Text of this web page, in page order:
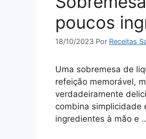
poucos
18/10/2023 Por Receitas
Uma sobremesa de
refeição memorável,
verdadeiramente
combina simplicidade
ingredientes à mão e